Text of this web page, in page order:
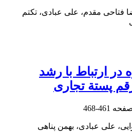
مقدم، علی عبادی، تکتم
در ارتباط با رشد
پستة تجاری
461-468
علی عبادی، بهمن پناهی